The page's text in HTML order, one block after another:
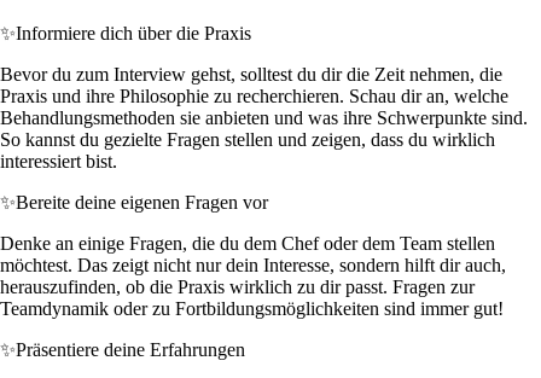
✨Informiere dich über die Praxis
Bevor du zum Interview gehst, solltest du dir die Zeit nehmen, die
Praxis und ihre Philosophie zu recherchieren. Schau dir an, welche
Behandlungsmethoden sie anbieten und was ihre Schwerpunkte sind.
So kannst du gezielte Fragen stellen und zeigen, dass du wirklich
interessiert bist.
✨Bereite deine eigenen Fragen vor
Denke an einige Fragen, die du dem Chef oder dem Team stellen
möchtest. Das zeigt nicht nur dein Interesse, sondern hilft dir auch,
herauszufinden, ob die Praxis wirklich zu dir passt. Fragen zur
Teamdynamik oder zu Fortbildungsmöglichkeiten sind immer gut!
✨Präsentiere deine Erfahrungen